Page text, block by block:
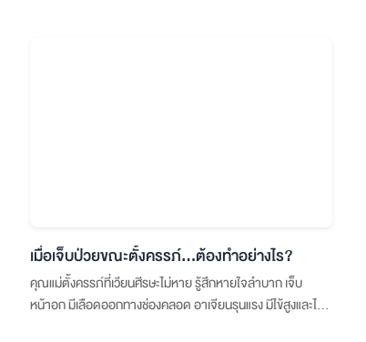
เมื่อเจ็บป่วยขณะตั้งครรภ์…ต้องทำอย่างไร?
คุณแม่ตั้งครรภ์ที่เวียนศีรษะไม่หาย รู้สึกหายใจลำบาก เจ็บ
หน้าอก มีเลือดออกทางช่องคลอด อาเจียนรุนแรง มีไข้สูงและไม่